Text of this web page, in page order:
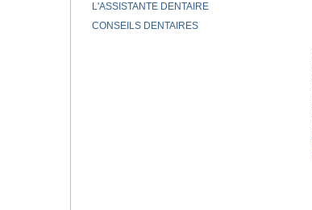
L'ASSISTANTE DENTAIRE
CONSEILS DENTAIRES